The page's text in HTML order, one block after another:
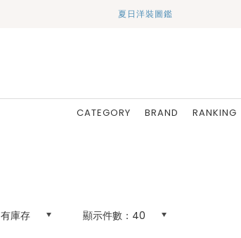
夏日洋裝圖鑑
CATEGORY BRAND RANKING
有庫存 顯示件數： 40